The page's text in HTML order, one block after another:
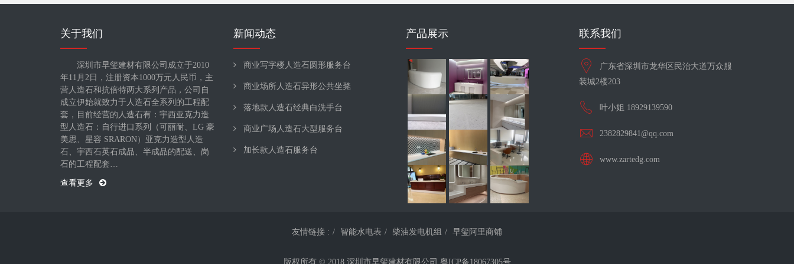
关于我们
深圳市早玺建材有限公司成立于2010
年11月2日，注册资本1000万元人民币，主
营人造石和抗倍特两大系列产品，公司自
成立伊始就致力于人造石全系列的工程配
套，目前经营的人造石有：宇西亚克力造
型人造石：自行进口系列（可丽耐、LG 豪
美思、星容 SRARON）亚克力造型人造
石、宇西石英石成品、半成品的配送、岗
石的工程配套…
查看更多
新闻动态
商业写字楼人造石圆形服务台
商业场所人造石异形公共坐凳
落地款人造石经典白洗手台
商业广场人造石大型服务台
加长款人造石服务台
产品展示 联系我们
广东省深圳市龙华区民治大道万众服
装城2楼203
叶小姐 18929139590
2382829841@qq.com
www.zartedg.com
友情链接 : 智能水电表 柴油发电机组 早玺阿里商铺
版权所有 © 2018 深圳市早玺建材有限公司 粤ICP备18067305号